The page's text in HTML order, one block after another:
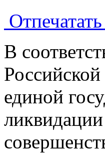
Отпечатать
В
единой